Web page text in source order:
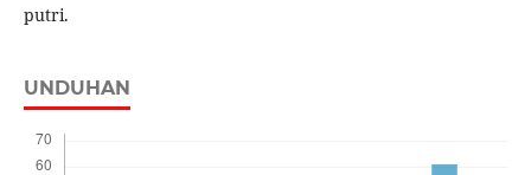
putri.
UNDUHAN